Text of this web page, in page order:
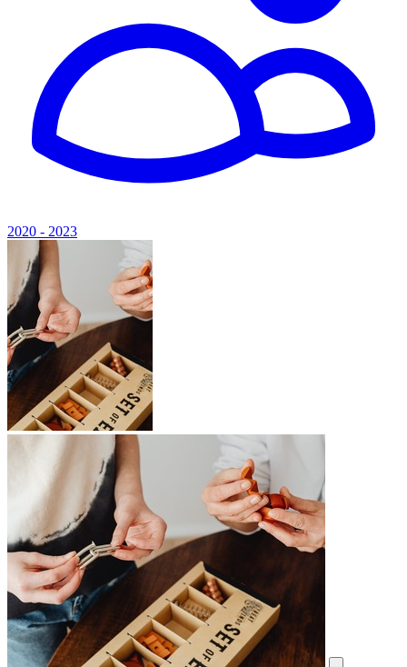
2020 - 2023